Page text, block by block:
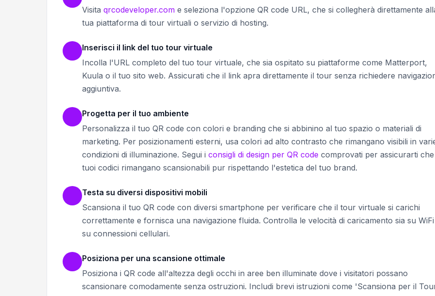
Visita qrcodeveloper.com e seleziona l'opzione QR code URL, che si collegherà direttamente
tua piattaforma di tour virtuali o servizio di hosting.
Inserisci il link del tuo tour virtuale
Incolla l'URL completo del tuo tour virtuale, che sia ospitato su piattaforme come Matterport,
Kuula o il tuo sito web. Assicurati che il link apra direttamente il tour senza richiedere
aggiuntiva.
Progetta per il tuo ambiente
Personalizza il tuo QR code con colori e branding che si abbinino al tuo spazio o materiali di
marketing. Per posizionamenti esterni, usa colori ad alto contrasto che rimangano visibili in
condizioni di illuminazione. Segui i consigli di design per QR code comprovati per assicurarti che
tuoi codici rimangano scansionabili pur rispettando l'estetica del tuo brand.
Testa su diversi dispositivi mobili
Scansiona il tuo QR code con diversi smartphone per verificare che il tour virtuale si carichi
correttamente e fornisca una navigazione fluida. Controlla le velocità di caricamento sia su
su connessioni cellulari.
Posiziona per una scansione ottimale
Posiziona i QR code all'altezza degli occhi in aree ben illuminate dove i visitatori possano
scansionare comodamente senza ostruzioni. Includi brevi istruzioni come 'Scansiona per il